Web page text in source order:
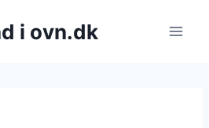
i ovn.dk